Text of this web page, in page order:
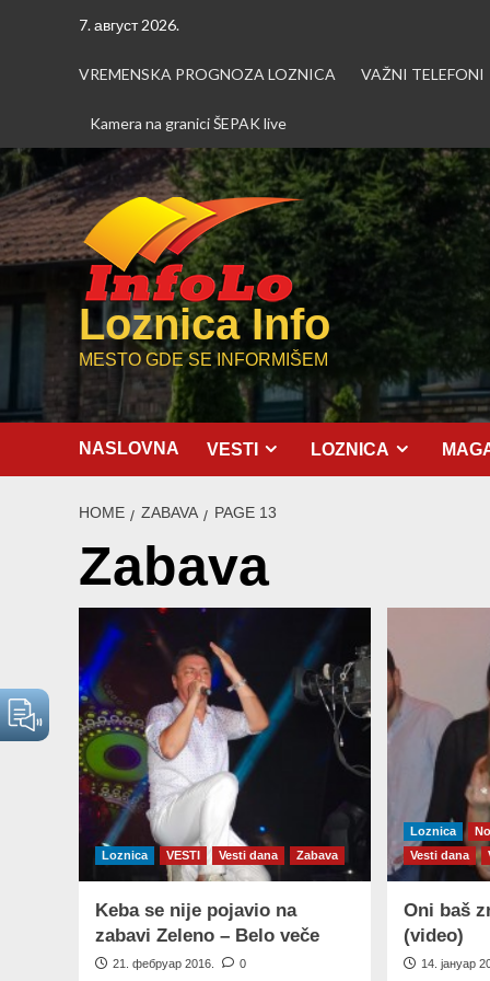
7. август 2026.
VREMENSKA PROGNOZA LOZNICA VAŽNI TELEFONI
Kamera na granici ŠEPAK live
Loznica Info
MESTO GDE SE INFORMIŠEM
NASLOVNA VESTI LOZNICA
HOME ZABAVA PAGE 13
Zabava
Loznica VESTI Vesti dana Zabava
Keba se nije pojavio na
zabavi Zeleno – Belo veče
21. фебруар 2016. 0
Loznica
Vesti dana
Oni baš
(video)
14. јануар